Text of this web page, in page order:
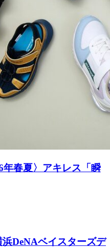
年春夏〉アキレス「瞬
浜DeNAベイスターズデ